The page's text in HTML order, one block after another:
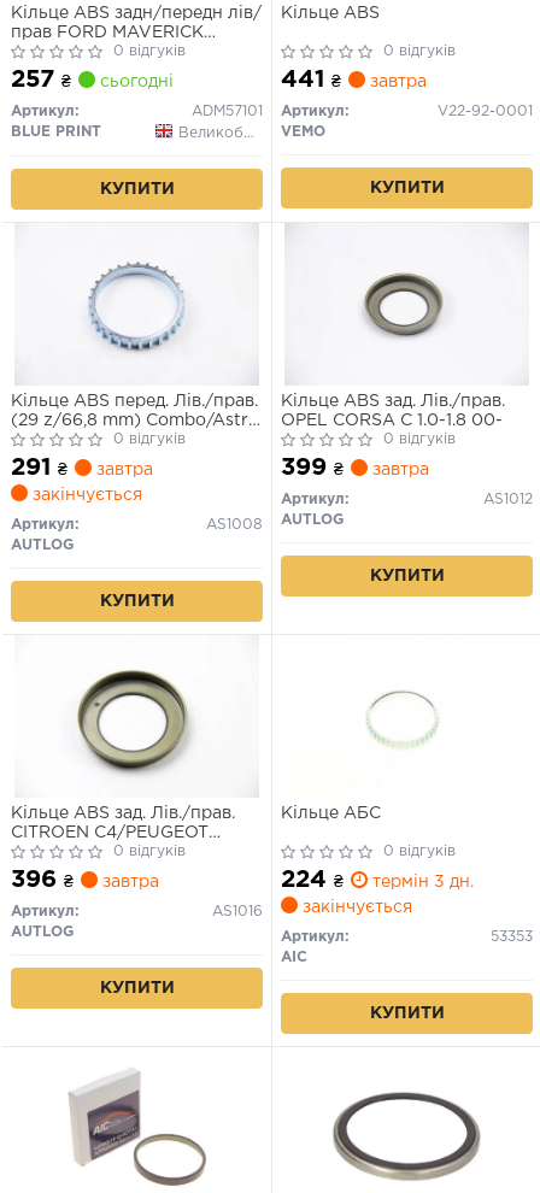
Кільце ABS задн/передн лів/
прав FORD MAVERICK
MAZDA TRIBUTE 2.0/2.3/3.0
03.00-
0 відгуків
257 ₴ сьогодні
Артикул:
ADM57101
BLUE PRINT
Великобританія
КУПИТИ
Кільце ABS
0 відгуків
441 ₴ завтра
Артикул:
V22-92-0001
VEMO
КУПИТИ
Кільце ABS перед. Лів./прав.
(29 z/66,8 mm) Combo/Astra
G/Vectra B 95-10
0 відгуків
291 ₴
завтра
закінчується
Артикул:
AS1008
AUTLOG
КУПИТИ
Кільце ABS зад. Лів./прав.
OPEL CORSA C 1.0-1.8 00-
0 відгуків
399 ₴ завтра
Артикул:
AS1012
AUTLOG
КУПИТИ
Кільце ABS зад. Лів./прав.
CITROEN C4/PEUGEOT
207/308/407 1.4-3.0 00-
0 відгуків
396 ₴ завтра
Артикул:
AS1016
AUTLOG
КУПИТИ
Кільце АБС
0 відгуків
224 ₴
термін 3 дн.
закінчується
Артикул:
53353
AIC
КУПИТИ